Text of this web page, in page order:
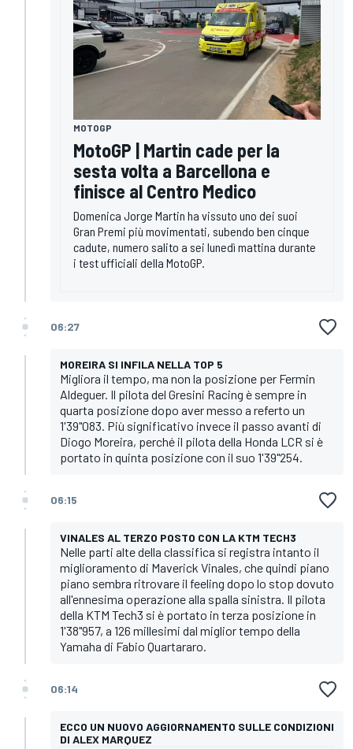
MOTOGP
MotoGP | Martin cade per la
sesta volta a Barcellona e
finisce al Centro Medico
Domenica Jorge Martin ha vissuto uno dei suoi
Gran Premi più movimentati, subendo ben cinque
cadute, numero salito a sei lunedì mattina durante
i test ufficiali della MotoGP.
06:27
MOREIRA SI INFILA NELLA TOP 5
Migliora il tempo, ma non la posizione per Fermin
Aldeguer. Il pilota del Gresini Racing è sempre in
quarta posizione dopo aver messo a referto un
1'39"083. Più significativo invece il passo avanti di
Diogo Moreira, perché il pilota della Honda LCR si è
portato in quinta posizione con il suo 1'39"254.
06:15
VINALES AL TERZO POSTO CON LA KTM TECH3
Nelle parti alte della classifica si registra intanto il
miglioramento di Maverick Vinales, che quindi piano
piano sembra ritrovare il feeling dopo lo stop dovuto
all'ennesima operazione alla spalla sinistra. Il pilota
della KTM Tech3 si è portato in terza posizione in
1'38"957, a 126 millesimi dal miglior tempo della
Yamaha di Fabio Quartararo.
06:14
ECCO UN NUOVO AGGIORNAMENTO SULLE CONDIZIONI
DI ALEX MARQUEZ